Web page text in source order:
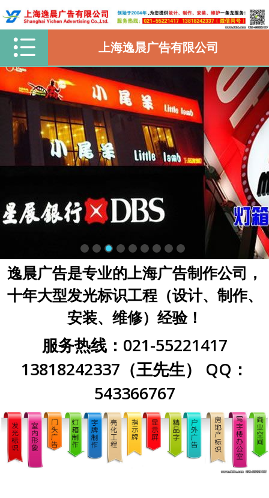
上海逸晨广告有限公司
逸晨广告是专业的上海广告制作公司，
十年大型发光标识工程（设计、制作、
安装、维修）经验！
服务热线：021-55221417
13818242337（王先生） QQ：
543366767